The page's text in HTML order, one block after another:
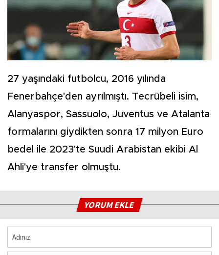
27 yaşındaki futbolcu, 2016 yılında
Fenerbahçe'den ayrılmıştı. Tecrübeli isim,
Alanyaspor, Sassuolo, Juventus ve Atalanta
formalarını giydikten sonra 17 milyon Euro
bedel ile 2023'te Suudi Arabistan ekibi Al
Ahli'ye transfer olmuştu.
YORUM EKLE